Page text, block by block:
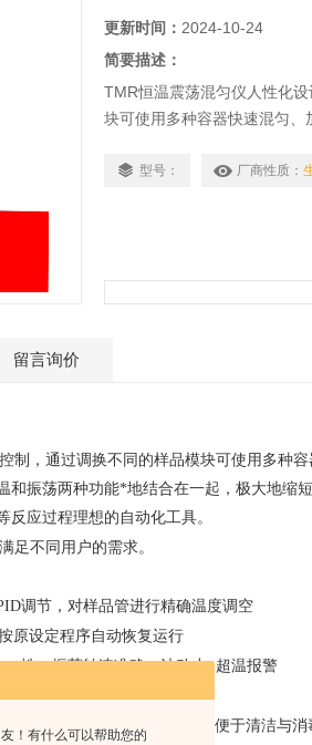
！有什么可以帮助您的
更新时间： 2024-10-24
简要描述：
TMR恒温震荡混匀仪人性化
块可使用多种容器快速混匀
实验操作的时间，提高了工
型号： 厂商性质：
留言询价
制，通过调换不同的样品模块可使用多种
和振荡两种功能*地结合在一起，极大地缩
应过程理想的自动化工具。
足不同用户的需求。
调节，对样品管进行精确温度调空
原设定程序自动恢复运行
一性、振荡转速准确、波动小,超温报警
设定培养时间
加热均匀，便捷的模块更换，便于清洁与消